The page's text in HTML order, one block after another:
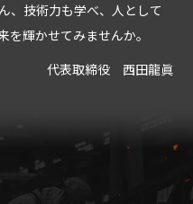
、技術力も学べ、人として
輝かせてみませんか。
代表取締役 西田龍眞